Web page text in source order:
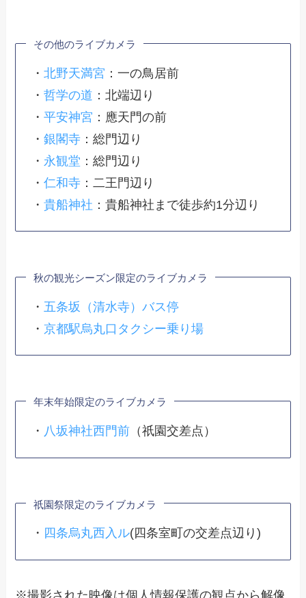
その他のライブカメラ
・ 北野天満宮 ：一の鳥居前
・ 哲学の道 ：北端辺り
・ 平安神宮 ：應天門の前
・ 銀閣寺：総門辺り
・ 永観堂 ：総門辺り
・ 仁和寺：二王門辺り
・ 貴船神社 ：貴船神社まで徒歩約1分辺り
秋の観光シーズン限定のライブカメラ
・ 五条坂（清水寺）バス停
・ 京都駅烏丸口タクシー乗り場
年末年始限定のライブカメラ
・ 八坂神社西門前（祇園交差点）
祇園祭限定のライブカメラ
・ 四条烏丸西入ル(四条室町の交差点辺り)